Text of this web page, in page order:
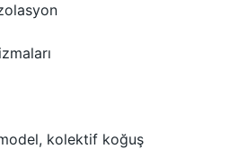
kolektif koğuş